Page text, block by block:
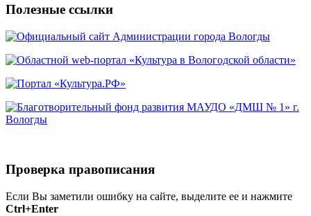
Полезные ссылки
Проверка правописания
Если Вы заметили ошибку на сайте, выделите ее и нажмите
Ctrl+Enter